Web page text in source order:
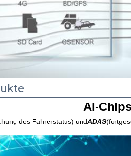
AI-
des Fahrerstatus) undADAS